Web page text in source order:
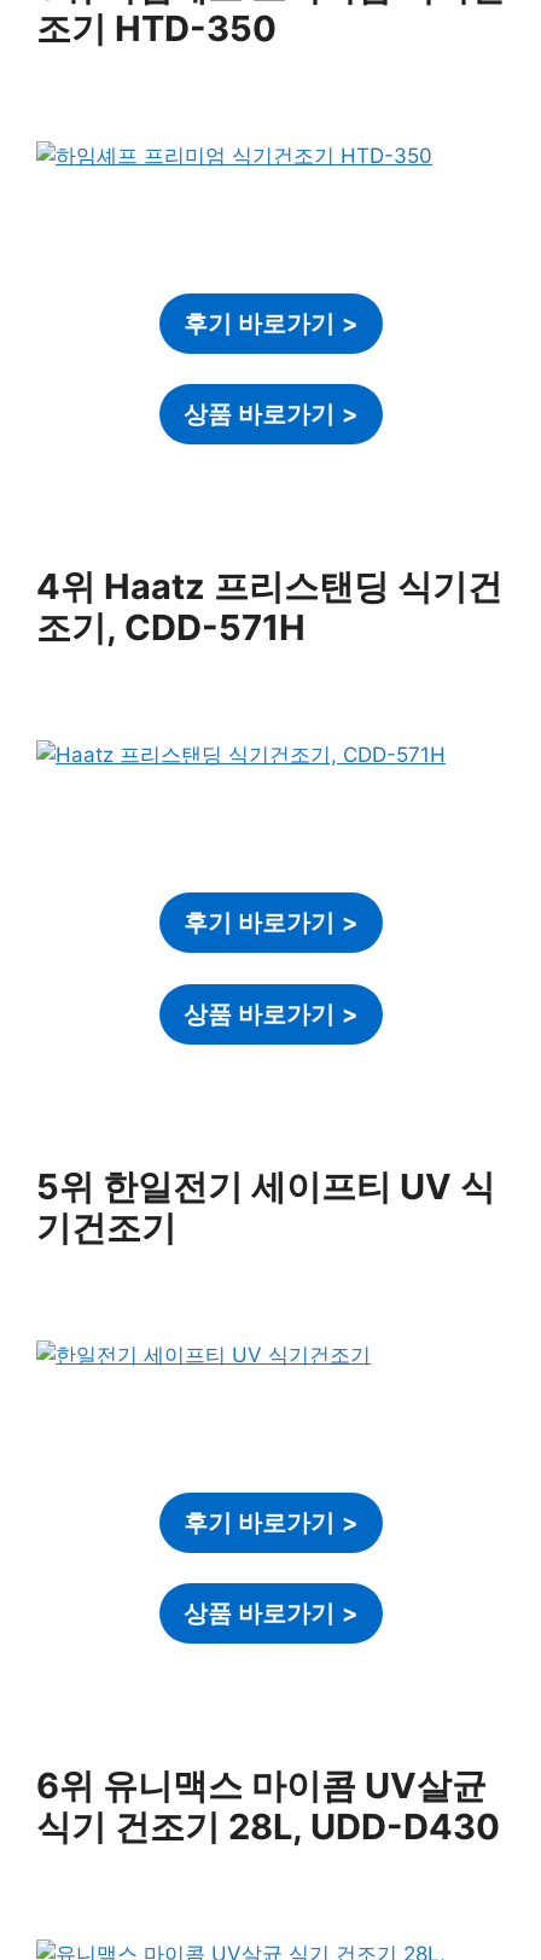
조기 HTD-350
후기 바로가기 >
상품 바로가기 >
4위 Haatz 프리스탠딩 식기건
조기, CDD-571H
후기 바로가기 >
상품 바로가기 >
5위 한일전기 세이프티 UV 식
기건조기
후기 바로가기 >
상품 바로가기 >
6위 유니맥스 마이콤 UV살균
식기 건조기 28L, UDD-D430